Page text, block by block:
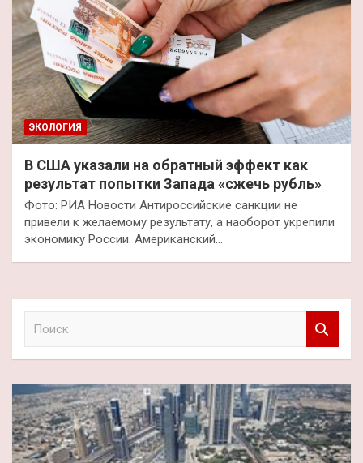
ЭКОЛОГИЯ
В США указали на обратный эффект как
результат попытки Запада «сжечь рубль»
Фото: РИА Новости Антироссийские санкции не
привели к желаемому результату, а наоборот укрепили
экономику России. Американский…
к